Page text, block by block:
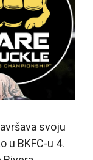
svoju
u BKFC-u 4.